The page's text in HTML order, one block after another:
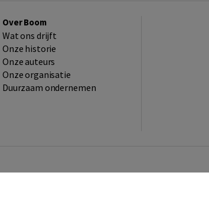
Over Boom
Wat ons drijft
Onze historie
Onze auteurs
Onze organisatie
Duurzaam ondernemen